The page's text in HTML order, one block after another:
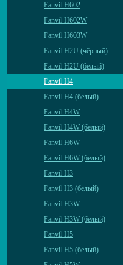
Fanvil H602
Fanvil H602W
Fanvil H603W
Fanvil H2U (чёрный)
Fanvil H2U (белый)
Fanvil H4
Fanvil H4 (белый)
Fanvil H4W
Fanvil H4W (белый)
Fanvil H6W
Fanvil H6W (белый)
Fanvil H3
Fanvil H3 (белый)
Fanvil H3W
Fanvil H3W (белый)
Fanvil H5
Fanvil H5 (белый)